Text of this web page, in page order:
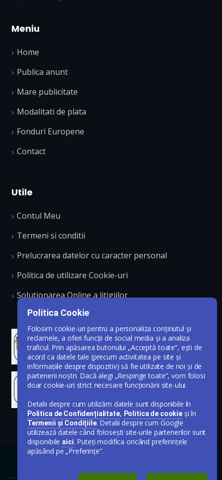
Meniu
Home
Publica anunt
Mare publicitate
Modalitati de plata
Fonduri Europene
Contact
Utile
Contul Meu
Termeni si conditii
Prelucrarea datelor cu caracter personal
Politica de utilizare Cookie-uri
Solutionarea Online a litigiilor
Politica Cookie
Folosim cookie-uri pentru a personaliza conținutul și
reclamele, a oferi funcții de social media și a analiza
traficul. Prin apăsarea butonului „Acceptă toate”, ești de
acord ca datele tale (precum activitatea pe site și
informațiile despre dispozitiv) să fie utilizate de noi și de
partenerii noștri. Dacă alegi „Respinge toate”, vom folosi
doar cookie-uri strict necesare funcționării site-ului.
Detalii despre cum utilizăm datele sunt disponibile în
Politica de Confidențialitate, Politica de cookieși în
Termenii și Condițiile. Detalii despre cum Google
utilizează datele când folosești site-urile partenerilor sunt
disponibile aici. Puteți modifica oricând preferințele
apăsând pe „Preferințe”.